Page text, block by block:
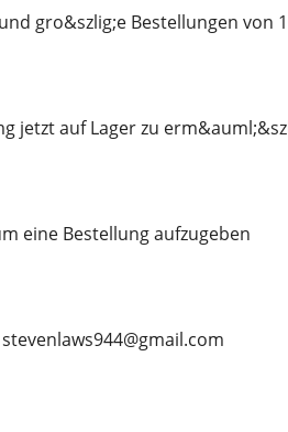
gro&szlig;e Bestellungen von
jetzt auf Lager zu
eine Bestellung aufzugeben